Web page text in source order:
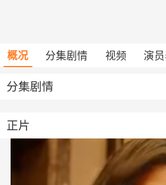
概况 分集剧情 视频 演
分集剧情
正片